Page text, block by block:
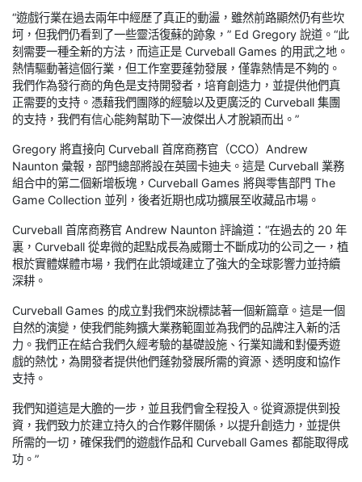
“遊戲行業在過去兩年中經歷了真正的動盪，雖然前路顯然仍有些坎
坷，但我們仍看到了一些靈活復蘇的跡象，” Ed Gregory 說道。“此
刻需要一種全新的方法，而這正是 Curveball Games 的用武之地。
熱情驅動著這個行業，但工作室要蓬勃發展，僅靠熱情是不夠的。
我們作為發行商的角色是支持開發者，培育創造力，並提供他們真
正需要的支持。憑藉我們團隊的經驗以及更廣泛的 Curveball 集團
的支持，我們有信心能夠幫助下一波傑出人才脫穎而出。”
Gregory 將直接向 Curveball 首席商務官（CCO）Andrew
Naunton 彙報，部門總部將設在英國卡迪夫。這是 Curveball 業務
組合中的第二個新增板塊，Curveball Games 將與零售部門 The
Game Collection 並列，後者近期也成功擴展至收藏品市場。
Curveball 首席商務官 Andrew Naunton 評論道：“在過去的 20 年
裏，Curveball 從卑微的起點成長為威爾士不斷成功的公司之一，植
根於實體媒體市場，我們在此領域建立了強大的全球影響力並持續
深耕。
Curveball Games 的成立對我們來說標誌著一個新篇章。這是一個
自然的演變，使我們能夠擴大業務範圍並為我們的品牌注入新的活
力。我們正在結合我們久經考驗的基礎設施、行業知識和對優秀遊
戲的熱忱，為開發者提供他們蓬勃發展所需的資源、透明度和協作
支持。
我們知道這是大膽的一步，並且我們會全程投入。從資源提供到投
資，我們致力於建立持久的合作夥伴關係，以提升創造力，並提供
所需的一切，確保我們的遊戲作品和 Curveball Games 都能取得成
功。”